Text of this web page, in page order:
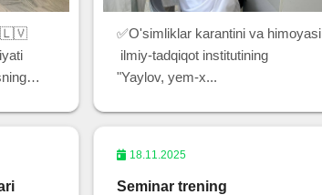
✅O'simliklar karantini va himoyasi
ilmiy-tadqiqot institutining
"Yaylov, yem-x...
18.11.2025
Seminar trening